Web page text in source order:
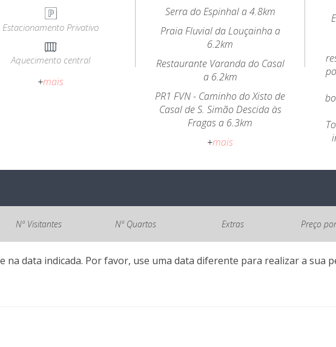
Estacionamento Privativo
Aquecimento central
+mais
Serra do Espinhal a 4.8km
Praia Fluvial da Louçainha a
6.2km
Restaurante Varanda do Casal
a 6.2km
PR1 FVN - Caminho do Xisto de
Casal de S. Simão Descida às
Fragas a 6.3km
+mais
Nº Visitantes Nº Quartos Extras Preço
na data indicada. Por favor, use uma data diferente para realizar a sua